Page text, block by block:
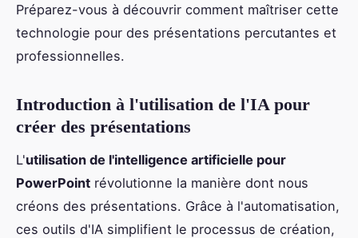
Préparez-vous à découvrir comment maîtriser cette
technologie pour des présentations percutantes et
professionnelles.
Introduction à l'utilisation de l'IA pour
créer des présentations
L'utilisation de l'intelligence artificielle pour
PowerPoint révolutionne la manière dont nous
créons des présentations. Grâce à l'automatisation,
ces outils d'IA simplifient le processus de création,